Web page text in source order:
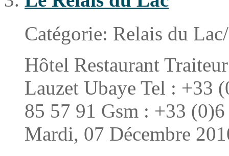
Catégorie: Relais du
Hôtel Restaurant
Lauzet Ubaye Tel : +33
85 57 91 Gsm : +33
Mardi, 07 Décembre